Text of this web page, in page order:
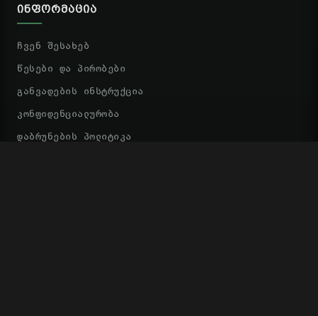
ᲘᲜᲤᲝᲠᲛᲐᲪᲘᲐ
ჩვენ შესახებ
წესები და პირობები
განვადების ინსტრუქცია
კონფიდენციალურობა
დაბრუნების პოლიტიკა